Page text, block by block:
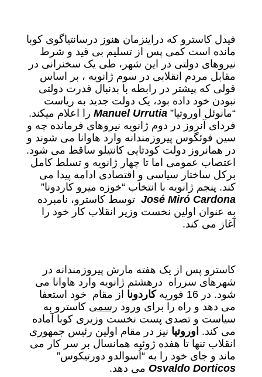
فیدل کاسترو که دراینزمان هنوز درسانتیاگوی کوبا
مانده است کمی پس از تسلیم بی قید و شرط
نیروهای دولتی در این شهر، طی یک سخنرانی در
مقابل مردم انقلابی در سوم ژانویه ، بر اساس
قولی که پیشتر در رابطه با بدنبال قدرت دولتی
نبودن خود داده بود، یک دولت جدید به ریاست
“مانوئل اوروتیا” Manuel Urrutiaرا اعلام میکند.
فردای آنروز در دوم ژانویه نیروهای فرمانده چه و
سین فوئگوس پیروزمندانه وارد هاوانا می شوند و
در همانروز دولت کودتایی کانتیلو ساقط می شود.
اعتصاب عمومی اما تا چهار ژانویه و تسلط کامل
برکل ساختار سیاسی و اقتصادی ادامه پیدا می
کند. پنجم ژانویه با انتخاب “خوزه میرو کاردونا”
José Miró Cardonaتوسط کاسترو، نامبرده
به عنوان اولین نخست وزیر انقلاب کار خود را
آغاز می کند.
کاسترو پس از یک هفته مارش پیروزمندانه در
شهرهای سرراه درهشتم ژانویه وارد هاوانا می
شود. در 16 فوریه
کاردونا از مقام خود استعفا
می دهد و راه را برای ورود رسمی کاسترو به
سیاست و تصدی پست نخست وزیری کوبا آماده
می کند. اوروتیا نیز در مقام اولین رئیس جمهوری
انقلاب تنها تا هفده ژوئیه همانسال بر سر کار می
ماند و جای خود را به “اُسوالدو دورتیکوس”
Osvaldo Dorticos می دهد.